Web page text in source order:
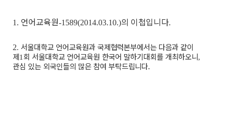
1. 언어교육원-1589(2014.03.10.)의 이첩입니다.
2. 서울대학교 언어교육원과 국제협력본부에서는 다음과 같이
제1 회 서울대학교 언어교육원 한국어 말하기대회를 개최하오니,
관심 있는 외국인들의 많은 참여 부탁드립니다.